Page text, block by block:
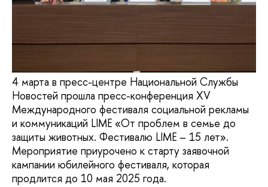
4 марта в пресс-центре Национальной Службы
Новостей прошла пресс-конференция XV
Международного фестиваля социальной рекламы
и коммуникаций LIME «От проблем в семье до
защиты животных. Фестивалю LIME – 15 лет».
Мероприятие приурочено к старту заявочной
кампании юбилейного фестиваля, которая
продлится до 10 мая 2025 года.